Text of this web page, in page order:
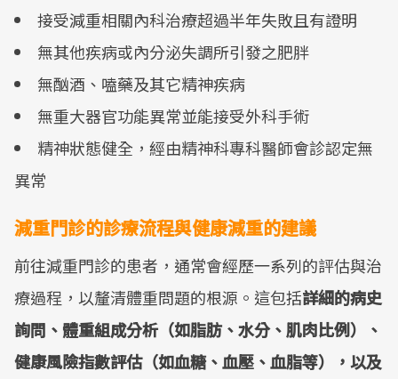
接受減重相關內科治療超過半年失敗且有證明
無其他疾病或內分泌失調所引發之肥胖
無酗酒、嗑藥及其它精神疾病
無重大器官功能異常並能接受外科手術
精神狀態健全，經由精神科專科醫師會診認定無
異常
減重門診的診療流程與健康減重的建議
前往減重門診的患者，通常會經歷一系列的評估與治
療過程，以釐清體重問題的根源。這包括詳細的病史
詢問、體重組成分析（如脂肪、水分、肌肉比例）、
健康風險指數評估（如血糖、血壓、血脂等），以及